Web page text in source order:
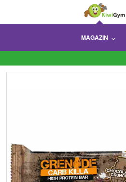
MAGAZIN